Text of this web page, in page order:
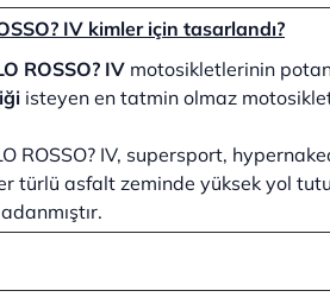
IV kimler için tasarlandı?
ROSSO? IV motosikletlerinin
isteyen en tatmin olmaz
ROSSO? IV, supersport,
türlü asfalt zeminde yüksek yol